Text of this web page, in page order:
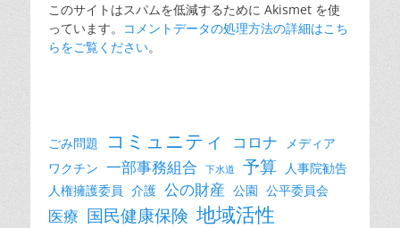
このサイトはスパムを低減するために Akismet を使
っています。 コメントデータの処理方法の詳細はこち
らをご覧ください。
ごみ問題 コミュニティ コロナ
メディア
ワクチン 一部事務組合 下水道 予算 人事院勧告
人権擁護委員 介護 公の財産 公園 公平委員会
医療 国民健康保険 地域活性